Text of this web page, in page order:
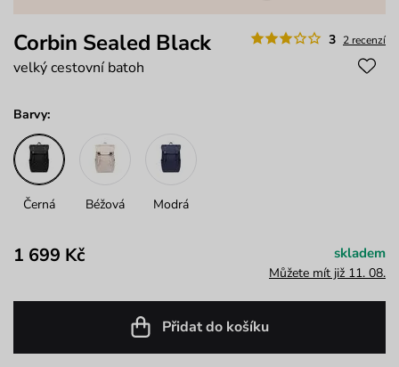
3 2 recenzí
Corbin Sealed Black
velký cestovní batoh
Barvy:
Černá Béžová Modrá
1 699 Kč skladem
Můžete mít již 11. 08.
Přidat do košíku